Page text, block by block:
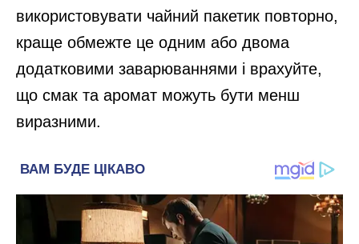
використовувати чайний пакетик повторно,
краще обмежте це одним або двома
додатковими заварюваннями і врахуйте,
що смак та аромат можуть бути менш
виразними.